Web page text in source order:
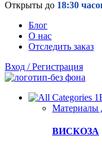
Открыты до 18:30
Блог
О нас
Отследить заказ
Вход / Регистрация
Материалы
ВИСКОЗА